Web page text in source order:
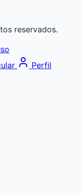
reservados.
Perfil